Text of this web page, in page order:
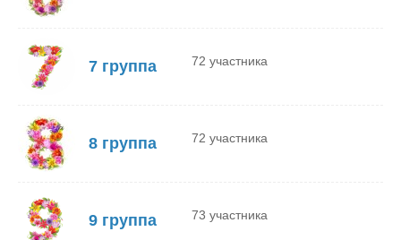
7 группа 72 участника
8 группа 72 участника
9 группа 73 участника